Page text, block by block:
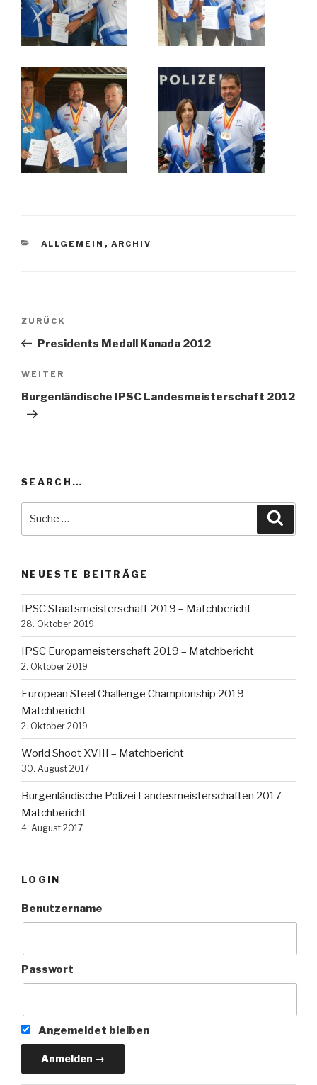
KATEGORIEN
ALLGEMEIN , ARCHIV
Beitrags-
Vorheriger
Beitrag
ZURÜCK
Presidents Medall Kanada 2012
Nächster
Beitrag
WEITER
Burgenländische IPSC Landesmeisterschaft 2012
SEARCH…
NEUESTE BEITRÄGE
IPSC Staatsmeisterschaft 2019 – Matchbericht
28. Oktober 2019
IPSC Europameisterschaft 2019 – Matchbericht
2. Oktober 2019
European Steel Challenge Championship 2019 –
Matchbericht
2. Oktober 2019
World Shoot XVIII – Matchbericht
30. August 2017
Burgenländische Polizei Landesmeisterschaften 2017 –
Matchbericht
4. August 2017
LOGIN
Benutzername
Passwort
Angemeldet bleiben